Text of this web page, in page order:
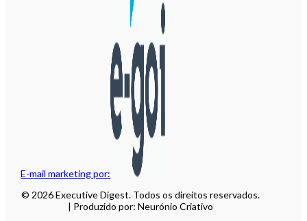
E-mail marketing por:
© 2026 Executive Digest. Todos os direitos reservados.
| Produzido por: Neurónio Criativo